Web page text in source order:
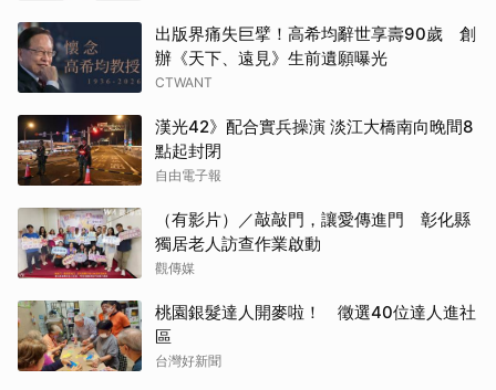
出版界痛失巨擘！高希均辭世享壽90歲 創
辦《天下、遠見》生前遺願曝光
CTWANT
漢光42》配合實兵操演 淡江大橋南向晚間8
點起封閉
自由電子報
（有影片）／敲敲門，讓愛傳進門 彰化縣
獨居老人訪查作業啟動
觀傳媒
桃園銀髮達人開麥啦！ 徵選40位達人進社
區
台灣好新聞